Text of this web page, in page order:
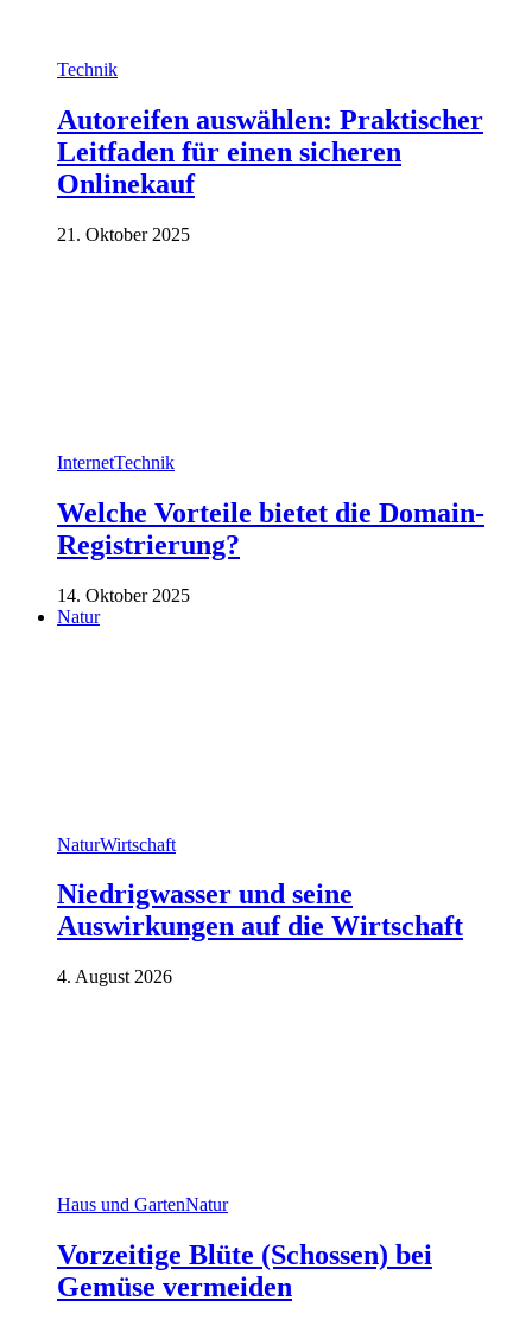
Technik
Autoreifen auswählen: Praktischer
Leitfaden für einen sicheren
Onlinekauf
21. Oktober 2025
InternetTechnik
Welche Vorteile bietet die Domain-
Registrierung?
14. Oktober 2025
Natur
NaturWirtschaft
Niedrigwasser und seine
Auswirkungen auf die Wirtschaft
4. August 2026
Haus und GartenNatur
Vorzeitige Blüte (Schossen) bei
Gemüse vermeiden